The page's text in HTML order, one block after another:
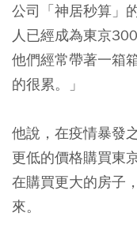
公司「神居秒算」
人已經成為東京
他們經常帶著一箱
的很累。」
他說，在疫情暴發
更低的價格購買東
在購買更大的房子
來。